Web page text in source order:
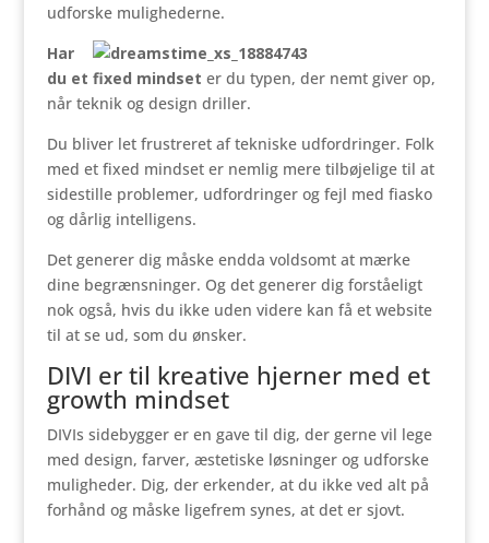
udforske mulighederne.
Har
du et fixed mindset er du typen, der nemt giver op,
når teknik og design driller.
Du bliver let frustreret af tekniske udfordringer. Folk
med et fixed mindset er nemlig mere tilbøjelige til at
sidestille problemer, udfordringer og fejl med fiasko
og dårlig intelligens.
Det generer dig måske endda voldsomt at mærke
dine begrænsninger. Og det generer dig forståeligt
nok også, hvis du ikke uden videre kan få et website
til at se ud, som du ønsker.
DIVI er til kreative hjerner med et
growth mindset
DIVIs sidebygger er en gave til dig, der gerne vil lege
med design, farver, æstetiske løsninger og udforske
muligheder. Dig, der erkender, at du ikke ved alt på
forhånd og måske ligefrem synes, at det er sjovt.